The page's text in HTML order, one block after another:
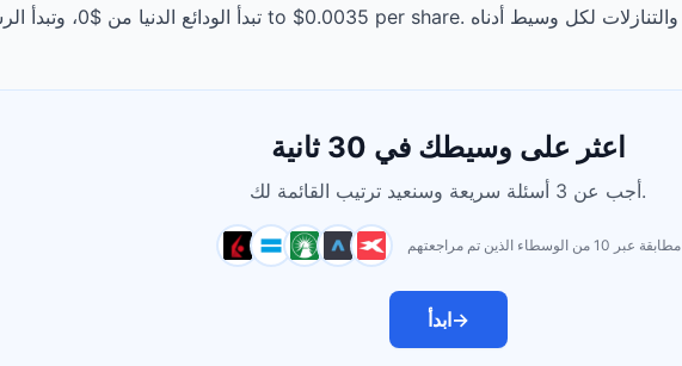
اعثر على وسيطك في 30 ثانية
أجب عن 3 أسئلة سريعة وسنعيد ترتيب القائمة لك.
مطابقة عبر 10 من الوسطاء الذين تم مراجعتهم
ابدأ→